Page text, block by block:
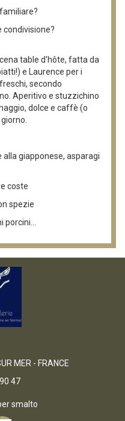
condivisione?
table d'hôte, fatta da
e Laurence per i
secondo
Aperitivo e stuzzichino
dolce e caffè (o
giapponese, asparagi
coste
spezie
porcini…
MER - FRANCE
47
smalto